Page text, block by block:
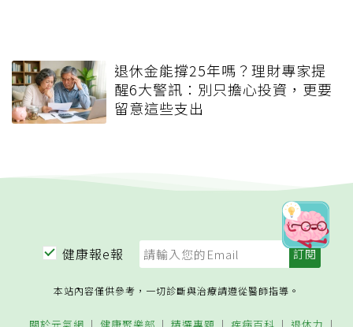
退休金能撐25年嗎？理財專家提
醒6大警訊：別只擔心投資，更要
留意這些支出
健康報e報
本站內容僅供參考，一切診斷與治療請遵從醫師指導。